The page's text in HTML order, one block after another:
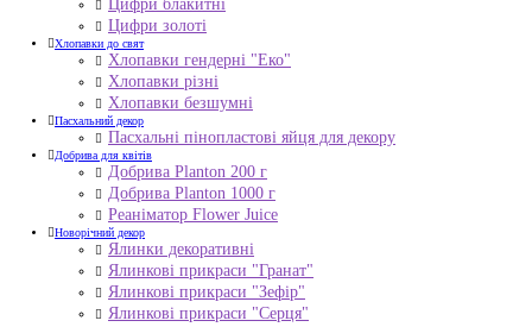
Цифри блакитні
Цифри золоті
Хлопавки до свят
Хлопавки гендерні "Еко"
Хлопавки різні
Хлопавки безшумні
Пасхальний декор
Пасхальні пінопластові яйця для декору
Добрива для квітів
Добрива Planton 200 г
Добрива Planton 1000 г
Реаніматор Flower Juice
Новорічний декор
Ялинки декоративні
Ялинкові прикраси "Гранат"
Ялинкові прикраси "Зефір"
Ялинкові прикраси "Серця"